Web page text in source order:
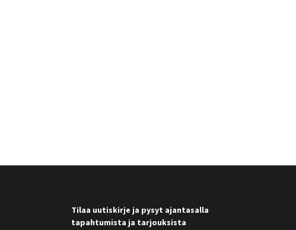
Tilaa uutiskirje ja pysyt ajantasalla
tapahtumista ja tarjouksista